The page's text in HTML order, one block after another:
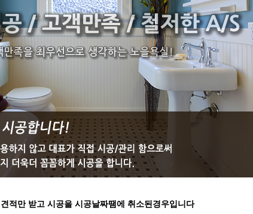
견적만 받고 시공을 시공날짜땜에 취소된경우입니다